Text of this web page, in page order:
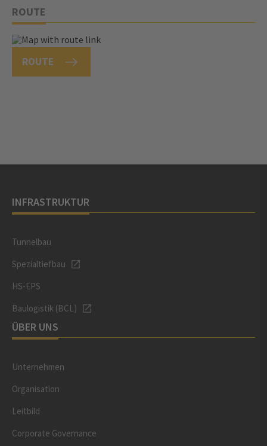
ROUTE
ROUTE
INFRASTRUKTUR
Tunnelbau
Spezialtiefbau
HS-EPS
Baulogistik (BCL)
ÜBER UNS
Unternehmen
Organisation
Leitbild
Corporate Governance